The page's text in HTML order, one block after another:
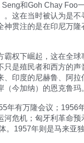
和Goh Chay Foo
。这在当时被认为是不
神贯注的是在印尼万隆
霸权下崛起，这在全球
只是殖民者和西方的声
、印度的尼赫鲁、阿拉
（今加纳）的恩克鲁玛
年有万隆会议；1956
河危机；匈牙利革命预
。1957年则是马来亚